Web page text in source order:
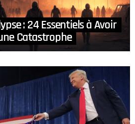
: 24 Essentiels à Avoir
Catastrophe